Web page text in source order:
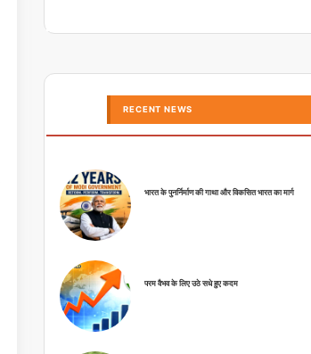
RECENT NEWS
भारत के पुनर्निर्माण की गाथा और विकसित भारत का मार्ग
परम वैभव के लिए उठे सधे हुए कदम